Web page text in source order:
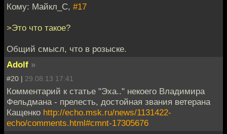
Кому: Майкл_С, #17
>Это что такое?
Общий смысл, что в розыске.
Adolf »
#20 | 29.08.13 17:41
Комментарий к статье "Эха.." некоего Владимира
Фельдмана - прелесть, достойная звания ветерана
Кащенко http://echo.msk.ru/news/1131422-
echo/comments.html#cmnt-17305676